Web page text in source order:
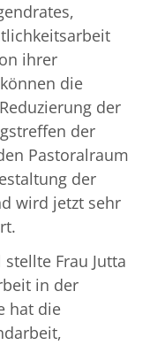
ihrer
die
der
der
Pastoralraum
der
wird jetzt sehr
Frau Jutta
in der
hat die